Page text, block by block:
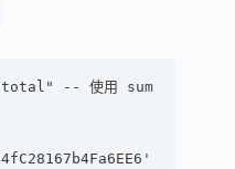
-- 使用 sum